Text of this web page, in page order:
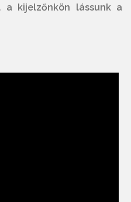
kijelzőnkön lássunk a